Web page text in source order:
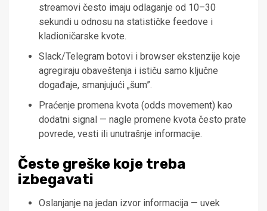
streamovi često imaju odlaganje od 10–30
sekundi u odnosu na statističke feedove i
kladioničarske kvote.
Slack/Telegram botovi i browser ekstenzije koje
agregiraju obaveštenja i ističu samo ključne
događaje, smanjujući „šum”.
Praćenje promena kvota (odds movement) kao
dodatni signal — nagle promene kvota često prate
povrede, vesti ili unutrašnje informacije.
Česte greške koje treba
izbegavati
Oslanjanje na jedan izvor informacija — uvek